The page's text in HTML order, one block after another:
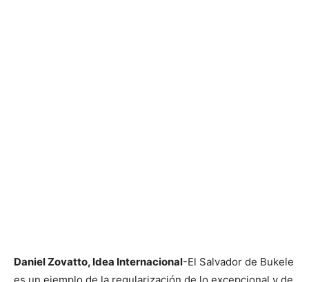
Daniel Zovatto, Idea Internacional-El Salvador de Bukele